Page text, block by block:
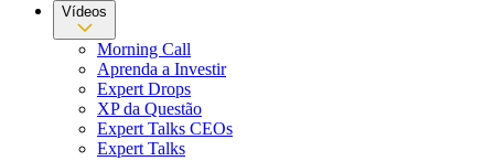
Vídeos
Morning Call
Aprenda a Investir
Expert Drops
XP da Questão
Expert Talks CEOs
Expert Talks